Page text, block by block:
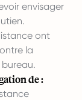
envisager
ont
la
de :